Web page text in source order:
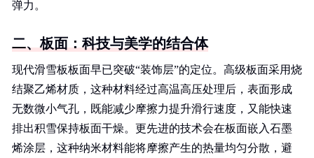
弹力。
二、板面：科技与美学的结合体
现代滑雪板板面早已突破“装饰层”的定位。高级板面采用烧
结聚乙烯材质，这种材料经过高温高压处理后，表面形成
无数微小气孔，既能减少摩擦力提升滑行速度，又能快速
排出积雪保持板面干燥。更先进的技术会在板面嵌入石墨
烯涂层，这种纳米材料能将摩擦产生的热量均匀分散，避